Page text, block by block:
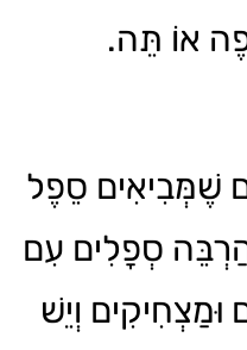
אוֹ תֵּה.
שֶׁמְּבִיאִים סֵפֶל
סְפָלִים עִם
וּמַצְחִיקִים וְיֵשׁ